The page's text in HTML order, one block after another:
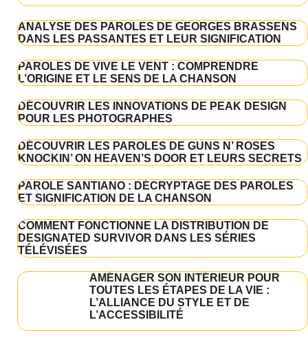
ANALYSE DES PAROLES DE GEORGES BRASSENS
DANS LES PASSANTES ET LEUR SIGNIFICATION
PAROLES DE VIVE LE VENT : COMPRENDRE
L’ORIGINE ET LE SENS DE LA CHANSON
DÉCOUVRIR LES INNOVATIONS DE PEAK DESIGN
POUR LES PHOTOGRAPHES
DÉCOUVRIR LES PAROLES DE GUNS N’ ROSES
KNOCKIN’ ON HEAVEN’S DOOR ET LEURS SECRETS
PAROLE SANTIANO : DÉCRYPTAGE DES PAROLES
ET SIGNIFICATION DE LA CHANSON
COMMENT FONCTIONNE LA DISTRIBUTION DE
DESIGNATED SURVIVOR DANS LES SÉRIES
TÉLÉVISÉES
AMÉNAGER SON INTÉRIEUR POUR
TOUTES LES ÉTAPES DE LA VIE :
L’ALLIANCE DU STYLE ET DE
L’ACCESSIBILITÉ